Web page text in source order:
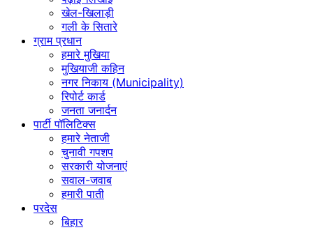
खेल-खिलाड़ी
गली के सितारे
ग्राम प्रधान
हमारे मुखिया
मुखियाजी कहिन
नगर निकाय (Municipality)
रिपोर्ट कार्ड
जनता जनार्दन
पार्टी पॉलिटिक्स
हमारे नेताजी
चुनावी गपशप
सरकारी योजनाएं
सवाल-जवाब
हमारी पाती
परदेस
बिहार